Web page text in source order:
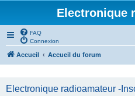
Electronique
FAQ
Connexion
Accueil Accueil du forum
Electronique radioamateur -